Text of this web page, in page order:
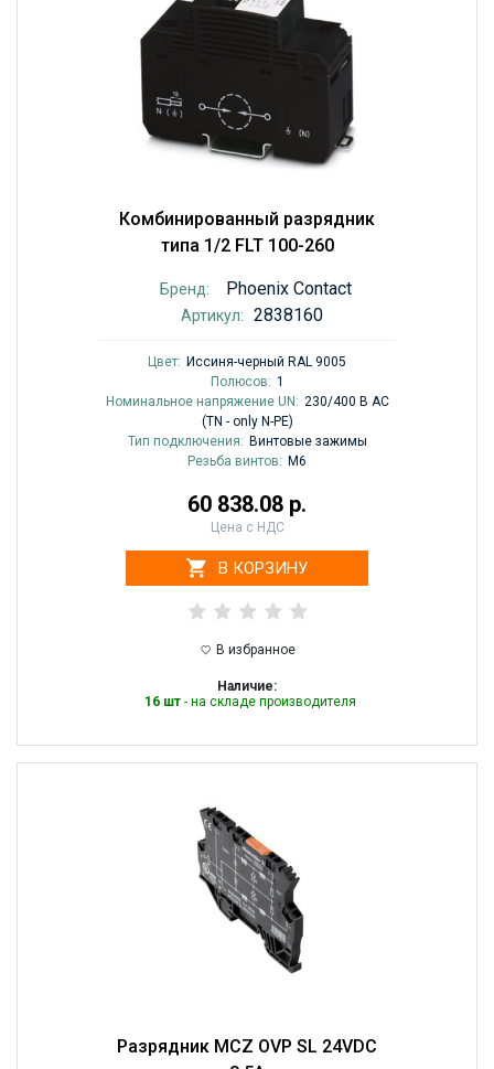
Комбинированный разрядник
типа 1/2 FLT 100-260
Бренд: Phoenix Contact
Артикул: 2838160
Цвет: Иссиня-черный RAL 9005
Полюсов: 1
Номинальное напряжение UN: 230/400 В AC
(TN - only N-PE)
Тип подключения: Винтовые зажимы
Резьба винтов: M6
60 838.08 р.
Цена с НДС
В КОРЗИНУ
В избранное
Наличие:
16 шт- на складе производителя
Разрядник MCZ OVP SL 24VDC